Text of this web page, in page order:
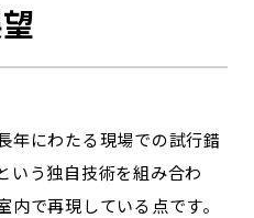
年にわたる現場での試行錯
いう独自技術を組み合わ
で再現している点です。